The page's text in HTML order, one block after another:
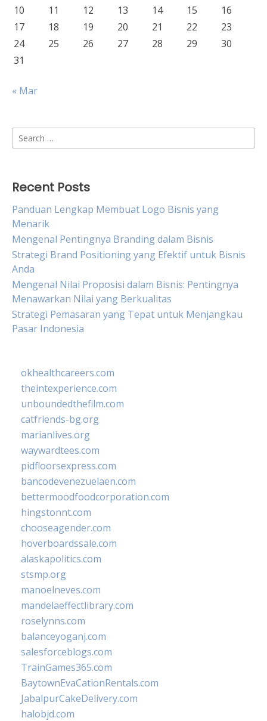
10 11 12 13 14 15
16
17
18 19 20 21 22
23
24
25 26 27 28 29
30
31
« Mar
Search
for:
Recent Posts
Panduan Lengkap Membuat Logo Bisnis yang
Menarik
Mengenal Pentingnya Branding dalam Bisnis
Strategi Brand Positioning yang Efektif untuk Bisnis
Anda
Mengenal Nilai Proposisi dalam Bisnis: Pentingnya
Menawarkan Nilai yang Berkualitas
Strategi Pemasaran yang Tepat untuk Menjangkau
Pasar Indonesia
okhealthcareers.com
theintexperience.com
unboundedthefilm.com
catfriends-bg.org
marianlives.org
waywardtees.com
pidfloorsexpress.com
bancodevenezuelaen.com
bettermoodfoodcorporation.com
hingstonnt.com
chooseagender.com
hoverboardssale.com
alaskapolitics.com
stsmp.org
manoelneves.com
mandelaeffectlibrary.com
roselynns.com
balanceyoganj.com
salesforceblogs.com
TrainGames365.com
BaytownEvaCationRentals.com
JabalpurCakeDelivery.com
halobjd.com